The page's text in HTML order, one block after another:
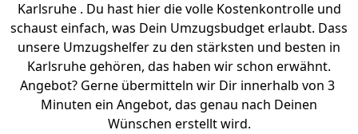
Karlsruhe . Du hast hier die volle Kostenkontrolle und
schaust einfach, was Dein Umzugsbudget erlaubt. Dass
unsere Umzugshelfer zu den stärksten und besten in
Karlsruhe gehören, das haben wir schon erwähnt.
Angebot? Gerne übermitteln wir Dir innerhalb von 3
Minuten ein Angebot, das genau nach Deinen
Wünschen erstellt wird.